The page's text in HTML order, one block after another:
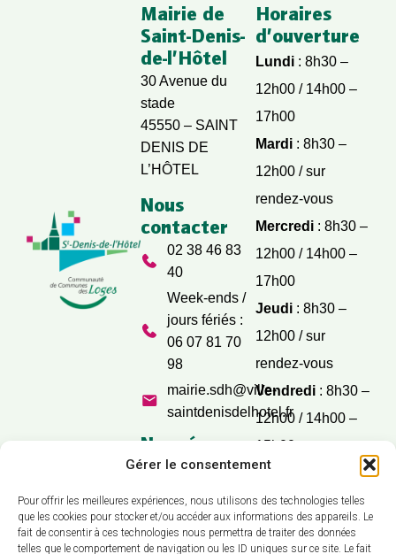
Gérer le consentement
Pour offrir les meilleures expériences, nous utilisons des technologies telles
que les cookies pour stocker et/ou accéder aux informations des appareils. Le
fait de consentir à ces technologies nous permettra de traiter des données
telles que le comportement de navigation ou les ID uniques sur ce site. Le fait
Mairie de
Saint-Denis-
de-l’Hôtel
30 Avenue du
stade
45550 – SAINT
DENIS DE
L’HÔTEL
Nous
contacter
02 38 46 83
40
Week-ends /
jours fériés :
06 07 81 70
98
mairie.sdh@ville-
saintdenisdelhotel.fr
Nos réseaux
sociaux
Horaires
d’ouverture
Lundi: 8h30 –
12h00 / 14h00 –
17h00
Mardi: 8h30 –
12h00 / sur
rendez-vous
Mercredi: 8h30 –
12h00 / 14h00 –
17h00
Jeudi: 8h30 –
12h00 / sur
rendez-vous
Vendredi: 8h30 –
12h00 / 14h00 –
15h00
Samedi
12h00